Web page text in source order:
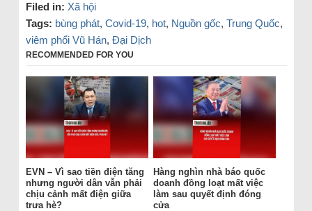
Filed in: Xã hội
Tags: bùng phát, Covid-19, hot, Nguồn gốc, Trung Quốc,
viêm phổi Vũ Hán, Đại Dịch
RECOMMENDED FOR YOU
EVN – Vì sao tiền điện tăng
nhưng người dân vẫn phải
chịu cảnh mất điện giữa
trưa hè?
Hàng nghìn nhà báo quốc
doanh đồng loạt mất việc
làm sau quyết định đóng
cửa